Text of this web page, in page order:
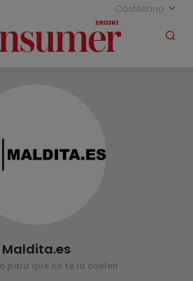
Castellano
Maldita.es
para que no te la cuelen